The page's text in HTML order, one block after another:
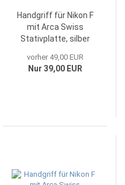
Handgriff für Nikon F
mit Arca Swiss
Stativplatte, silber
vorher 49,00 EUR
Nur 39,00 EUR